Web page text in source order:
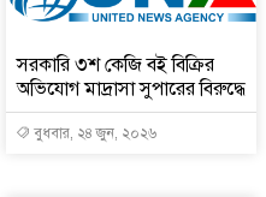
সরকারি ৩শ কেজি বই বিক্রির
অভিযোগ মাদ্রাসা সুপারের বিরুদ্ধে
বুধবার, ২৪ জুন, ২০২৬